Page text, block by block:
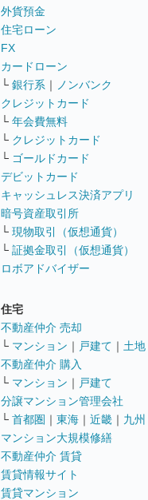
外貨預金
住宅ローン
FX
カードローン
└ 銀行系 ｜
ノンバンク
クレジットカード
└ 年会費無料
└ クレジットカード
└ ゴールドカード
デビットカード
キャッシュレス決済アプリ
暗号資産取引所
└ 現物取引（仮想通貨）
└ 証拠金取引（仮想通貨）
ロボアドバイザー
住宅
不動産仲介 売却
└ マンション ｜ 戸建て ｜ 土地
不動産仲介 購入
└ マンション ｜ 戸建て
分譲マンション管理会社
└ 首都圏 ｜ 東海 ｜ 近畿 ｜ 九州
マンション大規模修繕
不動産仲介 賃貸
賃貸情報サイト
賃貸マンション